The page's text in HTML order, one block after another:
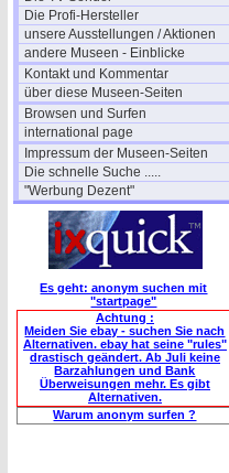
Die Profi-Hersteller
unsere Ausstellungen / Aktionen
andere Museen - Einblicke
Kontakt und Kommentar
über diese Museen-Seiten
Browsen und Surfen
international page
Impressum der Museen-Seiten
Die schnelle Suche .....
"Werbung Dezent"
Es geht: anonym suchen mit
"startpage"
Achtung :
Meiden Sie ebay - suchen Sie nach
Alternativen. ebay hat seine "rules"
drastisch geändert. Ab Juli keine
Barzahlungen und Bank
Überweisungen mehr. Es gibt
Alternativen.
Warum anonym surfen ?